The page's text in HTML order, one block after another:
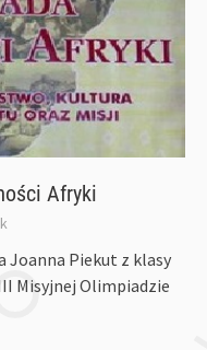
Afryki
Joanna Piekut z klasy
Misyjnej Olimpiadzie